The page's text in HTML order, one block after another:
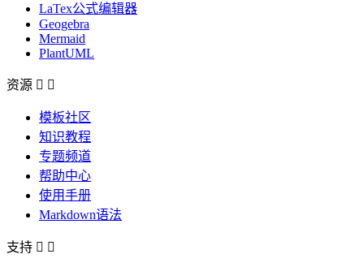
LaTex公式编辑器
Geogebra
Mermaid
PlantUML
资源  
模板社区
知识教程
专题频道
帮助中心
使用手册
Markdown语法
支持  